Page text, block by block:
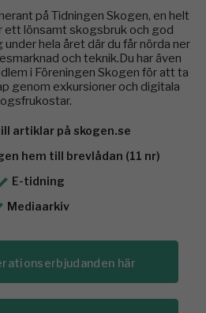
på Tidningen Skogen, en helt
ett lönsamt skogsbruk och god
hela året där du får nörda ner
och teknik.Du har även
i Föreningen Skogen för att ta
genom exkursioner och digitala
artiklar på skogen.se
hem till brevlådan (11 nr)
E-tidning
Mediaarkiv
här